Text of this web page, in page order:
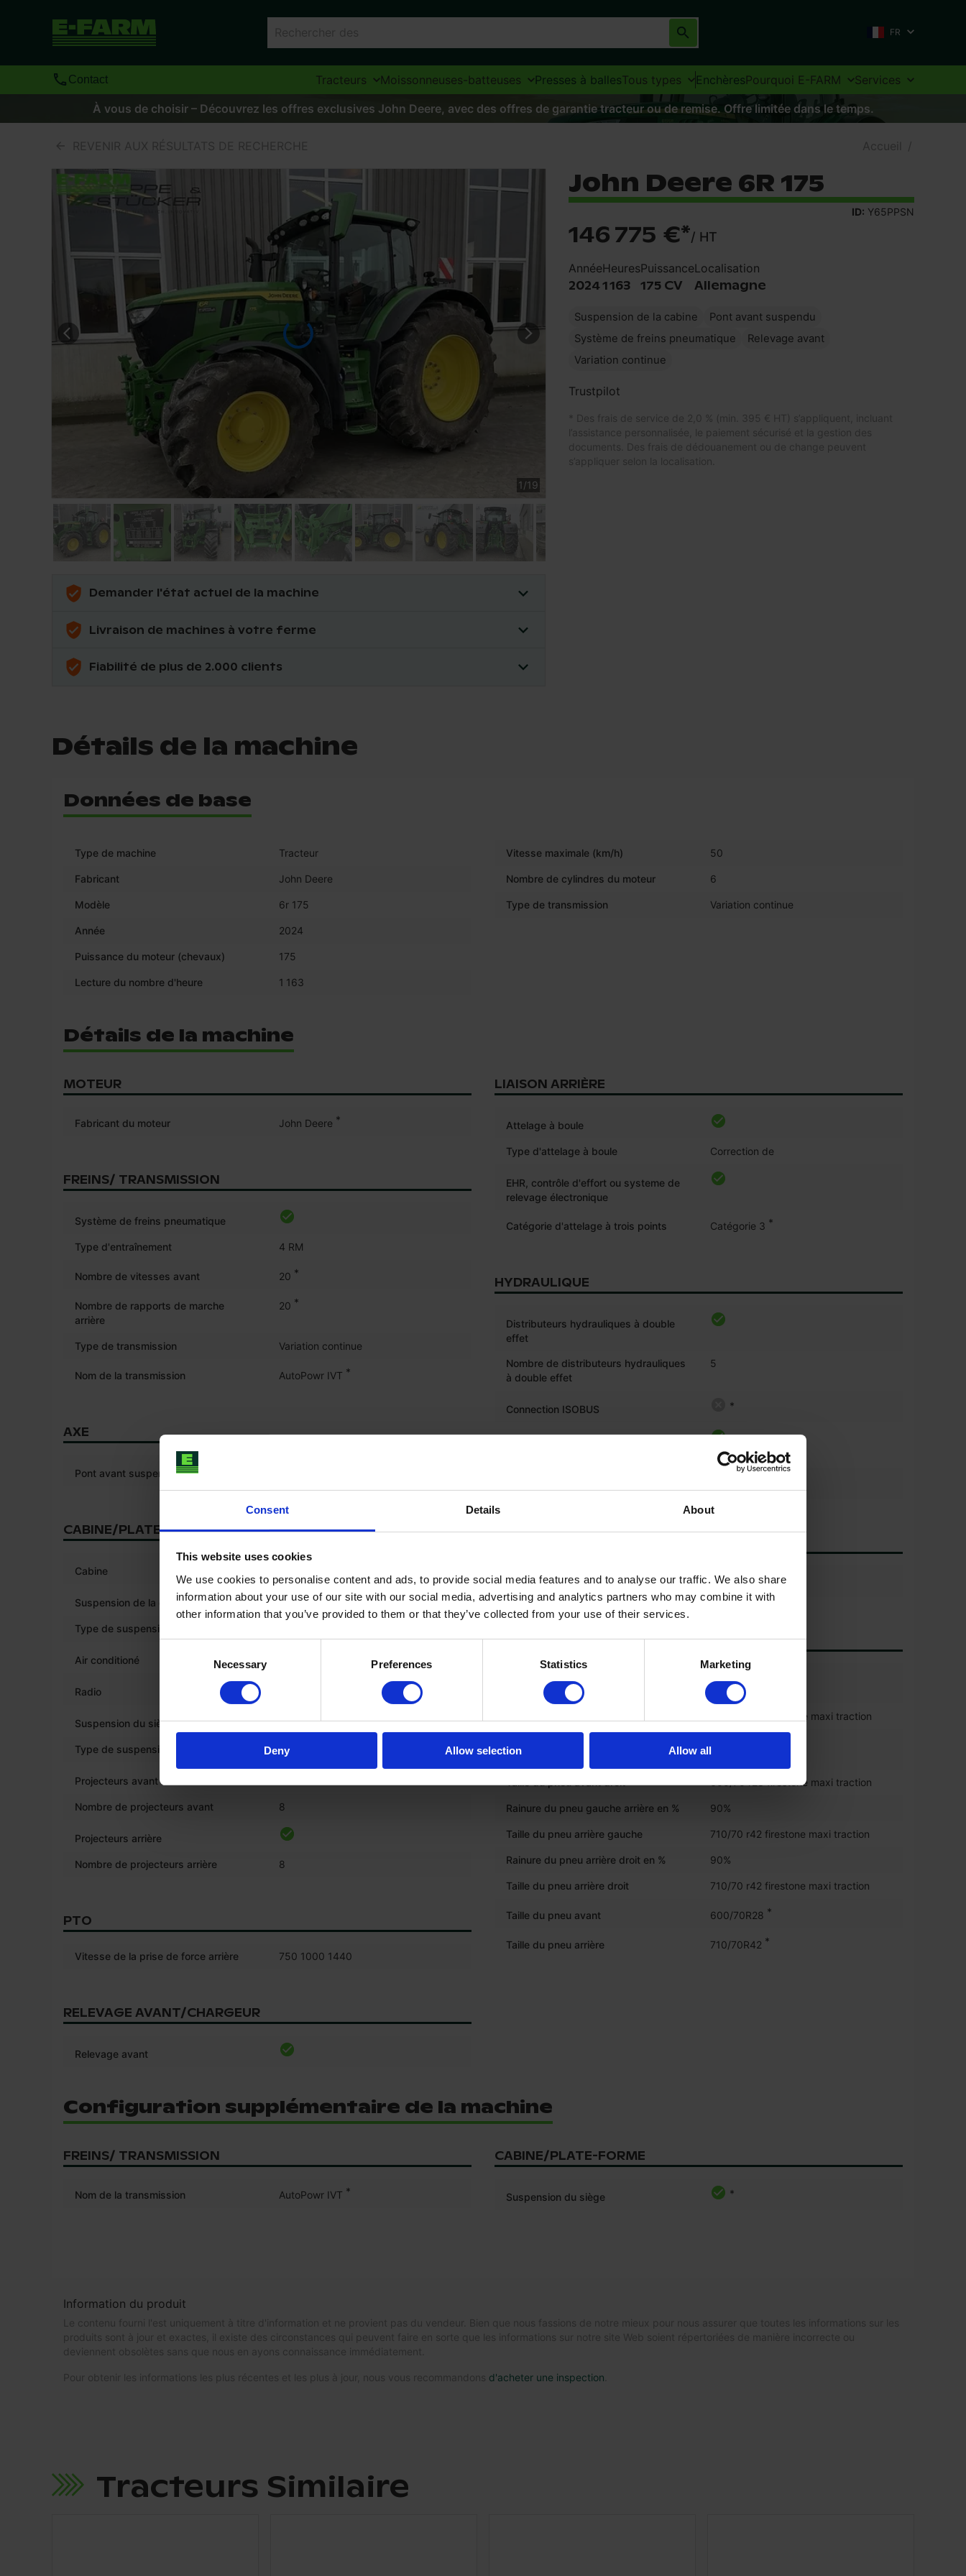
Consent Details About
This website uses cookies
We use cookies to personalise content and ads, to provide social media features and to analyse our traffic. We also share
information about your use of our site with our social media, advertising and analytics partners who may combine it with
other information that you’ve provided to them or that they’ve collected from your use of their services.
Necessary Preferences Statistics Marketing
Deny Allow selection Allow all
FR
Contact Tracteurs Moissonneuses-batteuses Presses à ballesTous types EnchèresPourquoi E-FARM
Services
À vous de choisir – Découvrez les offres exclusives John Deere, avec des offres de garantie tracteur ou de remise. Offre limitée dans le temps.
REVENIR AUX RÉSULTATS DE RECHERCHE Accueil /
1/19
Demander l'état actuel de la machine
Livraison de machines à votre ferme
Fiabilité de plus de 2.000 clients
John Deere 6R 175
ID: Y65PPSN
146 775 €*/ HT
Année
2024
Heures
1 163
Puissance
175 CV
Localisation
Allemagne
Suspension de la cabine
Pont avant suspendu
Système de freins pneumatique
Relevage avant
Variation continue
Trustpilot
* Des frais de service de 2,0 % (min. 395 € HT) s’appliquent, incluant
l’assistance personnalisée, le paiement sécurisé et la gestion des
documents. Des frais de dédouanement ou de change peuvent
s’appliquer selon la localisation.
Détails de la machine
Données de base
Type de machine Tracteur
Fabricant John Deere
Modèle 6r 175
Année 2024
Puissance du moteur (chevaux) 175
Lecture du nombre d'heure 1 163
Vitesse maximale (km/h) 50
Nombre de cylindres du moteur 6
Type de transmission Variation continue
Détails de la machine
MOTEUR
Fabricant du moteur John Deere *
FREINS/ TRANSMISSION
Système de freins pneumatique
Type d'entraînement 4 RM
Nombre de vitesses avant 20 *
Nombre de rapports de marche
arrière
20 *
Type de transmission Variation continue
Nom de la transmission AutoPowr IVT *
AXE
Pont avant suspendu
CABINE/PLATE-FORME
Cabine
Suspension de la cabine
Type de suspension de la cabine
Air conditioné
Radio
Suspension du siège *
Type de suspension du siège Pneumatique
Projecteurs avant
Nombre de projecteurs avant 8
Projecteurs arrière
Nombre de projecteurs arrière 8
PTO
Vitesse de la prise de force arrière 750 1000 1440
RELEVAGE AVANT/CHARGEUR
Relevage avant
LIAISON ARRIÈRE
Attelage à boule
Type d'attelage à boule Correction de
EHR, contrôle d'effort ou systeme de
relevage électronique
Catégorie d'attelage à trois points Catégorie 3 *
HYDRAULIQUE
Distributeurs hydrauliques à double
effet
Nombre de distributeurs hydrauliques
à double effet
5
Connection ISOBUS *
Ordinateur de bord avec affichage
PNEUS
avant gauche en %
600/70 r28 firestone maxi traction
avant droite en %
Taille du pneu avant droit 600/70 r28 firestone maxi traction
Rainure du pneu gauche arrière en % 90%
Taille du pneu arrière gauche 710/70 r42 firestone maxi traction
Rainure du pneu arrière droit en % 90%
Taille du pneu arrière droit 710/70 r42 firestone maxi traction
Taille du pneu avant 600/70R28 *
Taille du pneu arrière 710/70R42 *
Configuration supplémentaire de la machine
FREINS/ TRANSMISSION
Nom de la transmission AutoPowr IVT *
CABINE/PLATE-FORME
Suspension du siège *
Information du produit
Le contenu fourni l'est uniquement à titre d'information et ne provient pas du vendeur. Bien que nous fassions de notre mieux pour nous assurer que toutes les informations sur les
produits sont à jour et exactes, il existe des circonstances qui peuvent faire en sorte que les informations sur notre site Web soient répertoriées de manière incorrecte ou
deviennent obsolètes sans que nous en ayons connaissance immédiatement.
Pour obtenir les informations les plus récentes et les plus à jour, nous vous recommandons d'acheter une inspection
Tracteurs Similaire